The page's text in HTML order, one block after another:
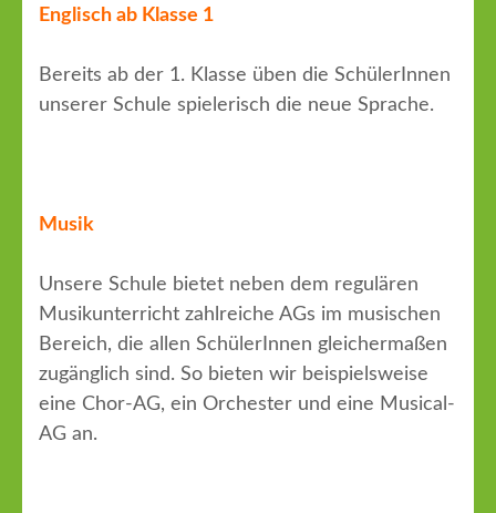
Englisch ab Klasse 1
Bereits ab der 1. Klasse üben die SchülerInnen
unserer Schule spielerisch die neue Sprache.
Musik
Unsere Schule bietet neben dem regulären
Musikunterricht zahlreiche AGs im musischen
Bereich, die allen SchülerInnen gleichermaßen
zugänglich sind. So bieten wir beispielsweise
eine Chor-AG, ein Orchester und eine Musical-
AG an.